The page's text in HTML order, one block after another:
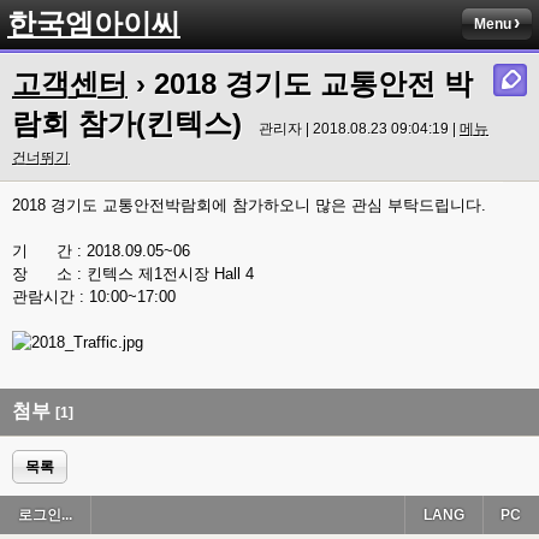
한국엠아이씨 Menu
고객센터 › 2018 경기도 교통안전 박
람회 참가(킨텍스)
관리자 | 2018.08.23 09:04:19 | 메뉴
건너뛰기
2018 경기도 교통안전박람회에 참가하오니 많은 관심 부탁드립니다.
기 간 : 2018.09.05~06
장 소 : 킨텍스 제1전시장 Hall 4
관람시간 : 10:00~17:00
첨부 [1]
목록
로그인... PC
LANG